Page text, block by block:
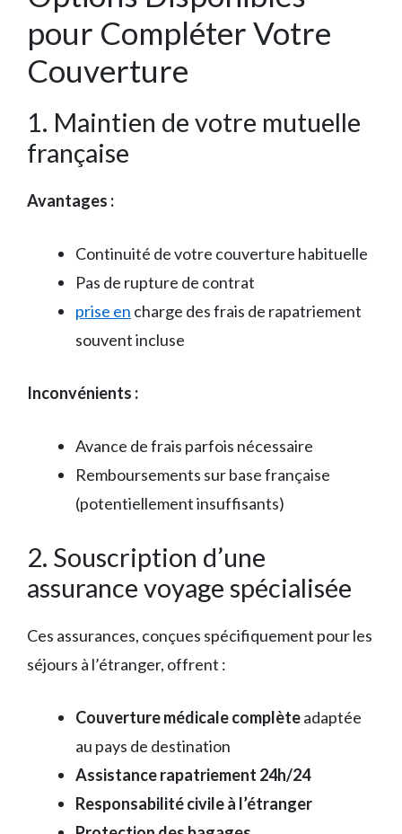
pour Compléter Votre
Couverture
1. Maintien de votre mutuelle
française
Avantages :
Continuité de votre couverture habituelle
Pas de rupture de contrat
prise en charge des frais de rapatriement
souvent incluse
Inconvénients :
Avance de frais parfois nécessaire
Remboursements sur base française
(potentiellement insuffisants)
2. Souscription d’une
assurance voyage spécialisée
Ces assurances, conçues spécifiquement pour les
séjours à l’étranger, offrent :
Couverture médicale complèteadaptée
au pays de destination
Assistance rapatriement 24h/24
Responsabilité civile à l’étranger